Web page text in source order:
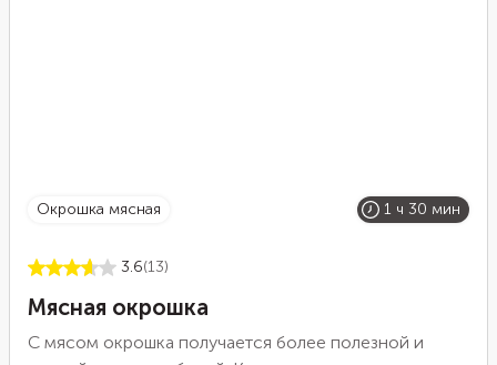
окрошка мясная 1 ч 30 мин
3.6(13)
Мясная окрошка
С мясом окрошка получается более полезной и